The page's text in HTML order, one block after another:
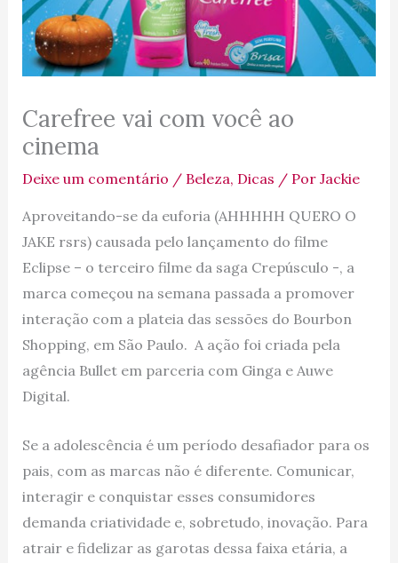
Carefree vai com você ao
cinema
Deixe um comentário / Beleza, Dicas / Por Jackie
Aproveitando-se da euforia (AHHHHH QUERO O
JAKE rsrs) causada pelo lançamento do filme
Eclipse – o terceiro filme da saga Crepúsculo -, a
marca começou na semana passada a promover
interação com a plateia das sessões do Bourbon
Shopping, em São Paulo. A ação foi criada pela
agência Bullet em parceria com Ginga e Auwe
Digital.
Se a adolescência é um período desafiador para os
pais, com as marcas não é diferente. Comunicar,
interagir e conquistar esses consumidores
demanda criatividade e, sobretudo, inovação. Para
atrair e fidelizar as garotas dessa faixa etária, a